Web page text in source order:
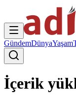
GündemDünyaYaşam
İçerik